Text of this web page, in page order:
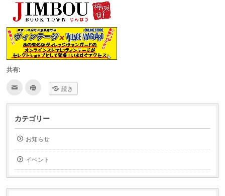
共有:
ク
て
友
達
へ
メ
で
送
信
(新
い
ク
て
印
刷
し
ィ
ン
ド
ウ
開
続き
カテゴリー
お知らせ
イベント